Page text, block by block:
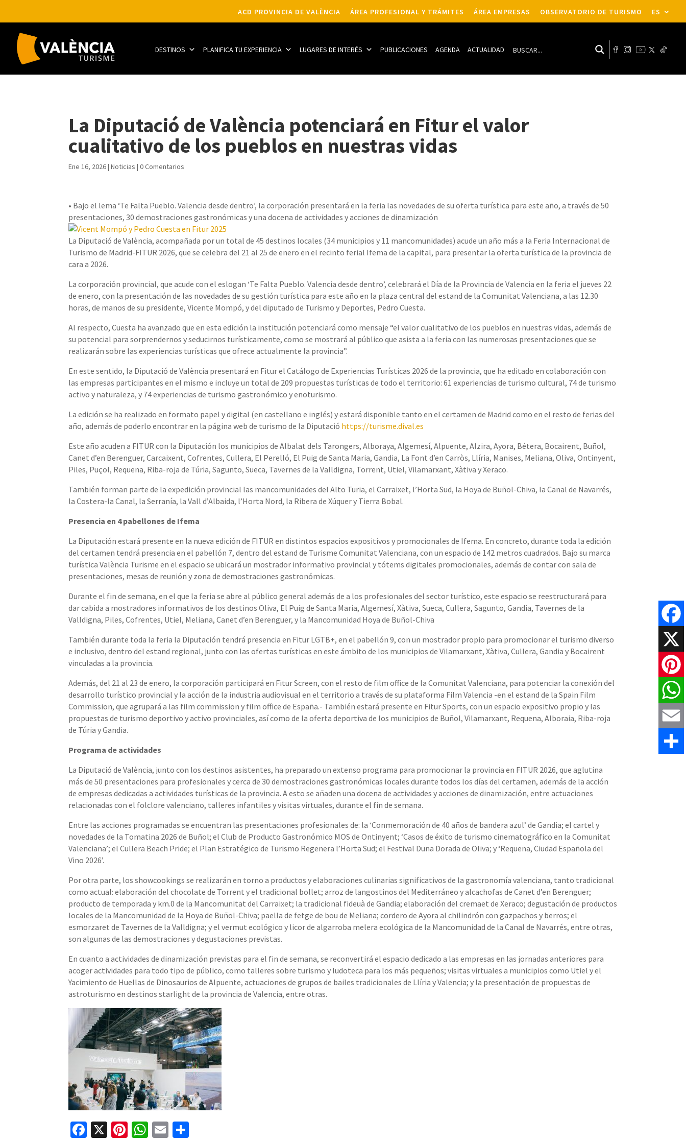
ACD PROVINCIA DE VALÈNCIA ÁREA PROFESIONAL Y TRÁMITES ÁREA EMPRESAS OBSERVATORIO DE TURISMO ES
DESTINOS PLANIFICA TU EXPERIENCIA LUGARES DE INTERÉS PUBLICACIONES AGENDA ACTUALIDAD
La Diputació de València potenciará en Fitur el valor
cualitativo de los pueblos en nuestras vidas
Ene 16, 2026|Noticias |0 Comentarios
• Bajo el lema ‘Te Falta Pueblo. Valencia desde dentro’, la corporación presentará en la feria las novedades de su oferta turística para este año, a través de 50
presentaciones, 30 demostraciones gastronómicas y una docena de actividades y acciones de dinamización
La Diputació de València, acompañada por un total de 45 destinos locales (34 municipios y 11 mancomunidades) acude un año más a la Feria Internacional de
Turismo de Madrid-FITUR 2026, que se celebra del 21 al 25 de enero en el recinto ferial Ifema de la capital, para presentar la oferta turística de la provincia de
cara a 2026.
La corporación provincial, que acude con el eslogan ‘Te Falta Pueblo. Valencia desde dentro’, celebrará el Día de la Provincia de Valencia en la feria el jueves 22
de enero, con la presentación de las novedades de su gestión turística para este año en la plaza central del estand de la Comunitat Valenciana, a las 12.30
horas, de manos de su presidente, Vicente Mompó, y del diputado de Turismo y Deportes, Pedro Cuesta.
Al respecto, Cuesta ha avanzado que en esta edición la institución potenciará como mensaje “el valor cualitativo de los pueblos en nuestras vidas, además de
su potencial para sorprendernos y seducirnos turísticamente, como se mostrará al público que asista a la feria con las numerosas presentaciones que se
realizarán sobre las experiencias turísticas que ofrece actualmente la provincia”.
En este sentido, la Diputació de València presentará en Fitur el Catálogo de Experiencias Turísticas 2026 de la provincia, que ha editado en colaboración con
las empresas participantes en el mismo e incluye un total de 209 propuestas turísticas de todo el territorio: 61 experiencias de turismo cultural, 74 de turismo
activo y naturaleza, y 74 experiencias de turismo gastronómico y enoturismo.
La edición se ha realizado en formato papel y digital (en castellano e inglés) y estará disponible tanto en el certamen de Madrid como en el resto de ferias del
año, además de poderlo encontrar en la página web de turismo de la Diputació https://turisme.dival.es
Este año acuden a FITUR con la Diputación los municipios de Albalat dels Tarongers, Alboraya, Algemesí, Alpuente, Alzira, Ayora, Bétera, Bocairent, Buñol,
Canet d’en Berenguer, Carcaixent, Cofrentes, Cullera, El Perelló, El Puig de Santa Maria, Gandia, La Font d’en Carròs, Llíria, Manises, Meliana, Oliva, Ontinyent,
Piles, Puçol, Requena, Riba-roja de Túria, Sagunto, Sueca, Tavernes de la Valldigna, Torrent, Utiel, Vilamarxant, Xàtiva y Xeraco.
También forman parte de la expedición provincial las mancomunidades del Alto Turia, el Carraixet, l’Horta Sud, la Hoya de Buñol-Chiva, la Canal de Navarrés,
la Costera-la Canal, la Serranía, la Vall d’Albaida, l’Horta Nord, la Ribera de Xúquer y Tierra Bobal.
Presencia en 4 pabellones de Ifema
La Diputación estará presente en la nueva edición de FITUR en distintos espacios expositivos y promocionales de Ifema. En concreto, durante toda la edición
del certamen tendrá presencia en el pabellón 7, dentro del estand de Turisme Comunitat Valenciana, con un espacio de 142 metros cuadrados. Bajo su marca
turística València Turisme en el espacio se ubicará un mostrador informativo provincial y tótems digitales promocionales, además de contar con sala de
presentaciones, mesas de reunión y zona de demostraciones gastronómicas.
Durante el fin de semana, en el que la feria se abre al público general además de a los profesionales del sector turístico, este espacio se reestructurará para
dar cabida a mostradores informativos de los destinos Oliva, El Puig de Santa Maria, Algemesí, Xàtiva, Sueca, Cullera, Sagunto, Gandia, Tavernes de la
Valldigna, Piles, Cofrentes, Utiel, Meliana, Canet d’en Berenguer, y la Mancomunidad Hoya de Buñol-Chiva
También durante toda la feria la Diputación tendrá presencia en Fitur LGTB+, en el pabellón 9, con un mostrador propio para promocionar el turismo diverso
e inclusivo, dentro del estand regional, junto con las ofertas turísticas en este ámbito de los municipios de Vilamarxant, Xàtiva, Cullera, Gandia y Bocairent
vinculadas a la provincia.
Además, del 21 al 23 de enero, la corporación participará en Fitur Screen, con el resto de film office de la Comunitat Valenciana, para potenciar la conexión del
desarrollo turístico provincial y la acción de la industria audiovisual en el territorio a través de su plataforma Film Valencia -en el estand de la Spain Film
Commission, que agrupará a las film commission y film office de España.- También estará presente en Fitur Sports, con un espacio expositivo propio y las
propuestas de turismo deportivo y activo provinciales, así como de la oferta deportiva de los municipios de Buñol, Vilamarxant, Requena, Alboraia, Riba-roja
de Túria y Gandia.
Programa de actividades
La Diputació de València, junto con los destinos asistentes, ha preparado un extenso programa para promocionar la provincia en FITUR 2026, que aglutina
más de 50 presentaciones para profesionales y cerca de 30 demostraciones gastronómicas locales durante todos los días del certamen, además de la acción
de empresas dedicadas a actividades turísticas de la provincia. A esto se añaden una docena de actividades y acciones de dinamización, entre actuaciones
relacionadas con el folclore valenciano, talleres infantiles y visitas virtuales, durante el fin de semana.
Entre las acciones programadas se encuentran las presentaciones profesionales de: la ‘Conmemoración de 40 años de bandera azul’ de Gandia; el cartel y
novedades de la Tomatina 2026 de Buñol; el Club de Producto Gastronómico MOS de Ontinyent; ‘Casos de éxito de turismo cinematográfico en la Comunitat
Valenciana’; el Cullera Beach Pride; el Plan Estratégico de Turismo Regenera l’Horta Sud; el Festival Duna Dorada de Oliva; y ‘Requena, Ciudad Española del
Vino 2026’.
Por otra parte, los showcookings se realizarán en torno a productos y elaboraciones culinarias significativos de la gastronomía valenciana, tanto tradicional
como actual: elaboración del chocolate de Torrent y el tradicional bollet; arroz de langostinos del Mediterráneo y alcachofas de Canet d’en Berenguer;
producto de temporada y km.0 de la Mancomunitat del Carraixet; la tradicional fideuà de Gandia; elaboración del cremaet de Xeraco; degustación de productos
locales de la Mancomunidad de la Hoya de Buñol-Chiva; paella de fetge de bou de Meliana; cordero de Ayora al chilindrón con gazpachos y berros; el
esmorzaret de Tavernes de la Valldigna; y el vermut ecológico y licor de algarroba melera ecológica de la Mancomunidad de la Canal de Navarrés, entre otras,
son algunas de las demostraciones y degustaciones previstas.
En cuanto a actividades de dinamización previstas para el fin de semana, se reconvertirá el espacio dedicado a las empresas en las jornadas anteriores para
acoger actividades para todo tipo de público, como talleres sobre turismo y ludoteca para los más pequeños; visitas virtuales a municipios como Utiel y el
Yacimiento de Huellas de Dinosaurios de Alpuente, actuaciones de grupos de bailes tradicionales de Llíria y Valencia; y la presentación de propuestas de
astroturismo en destinos starlight de la provincia de Valencia, entre otras.
Facebook
X Pinterest
WhatsApp
Email
X
Email